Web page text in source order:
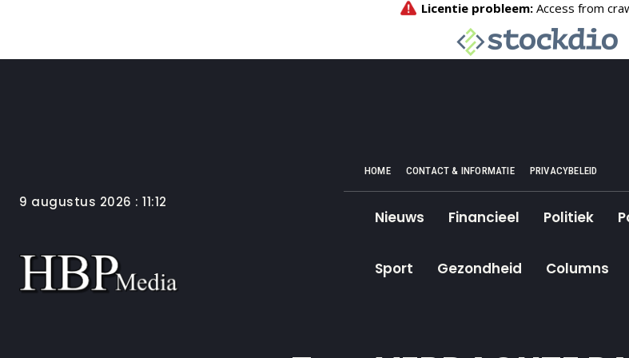
9 augustus 2026 : 11:12
HOME CONTACT & INFORMATIE PRIVACYBELEID
Nieuws Financieel Politiek
Sport Gezondheid Columns